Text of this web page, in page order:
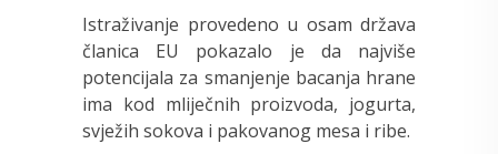
Istraživanje provedeno u osam država
članica EU pokazalo je da najviše
potencijala za smanjenje bacanja hrane
ima kod mliječnih proizvoda, jogurta,
svježih sokova i pakovanog mesa i ribe.